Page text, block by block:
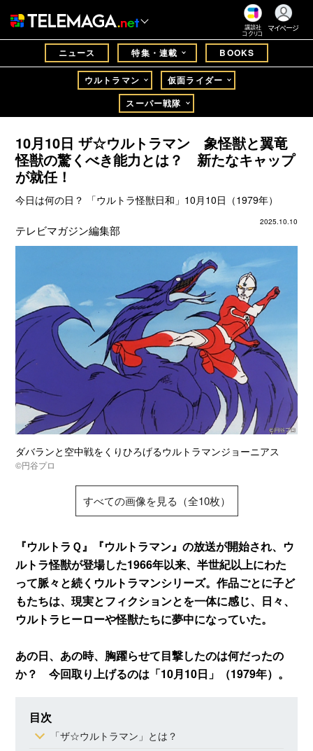
講談社
コクリコ
マイページ
ニュース 特集・連載 BOOKS
ウルトラマン
仮面ライダー
スーパー戦隊
10月10日 ザ☆ウルトラマン 象怪獣と翼竜
怪獣の驚くべき能力とは？ 新たなキャップ
が就任！
今日は何の日？ 「ウルトラ怪獣日和」10月10日（1979年）
2025.10.10
テレビマガジン編集部
ダバランと空中戦をくりひろげるウルトラマンジョーニアス
©円谷プロ
すべての画像を見る（全10枚）
『ウルトラＱ』『ウルトラマン』の放送が開始され、ウ
ルトラ怪獣が登場した1966年以来、半世紀以上にわた
って脈々と続くウルトラマンシリーズ。作品ごとに子ど
もたちは、現実とフィクションとを一体に感じ、日々、
ウルトラヒーローや怪獣たちに夢中になっていた。
あの日、あの時、胸躍らせて目撃したのは何だったの
か？ 今回取り上げるのは「10月10日」（1979年）。
目次
「ザ☆ウルトラマン」とは？